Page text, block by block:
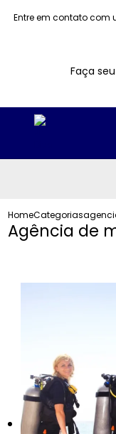
Entre em contato com
Faça
HomeCategorias
Agência de